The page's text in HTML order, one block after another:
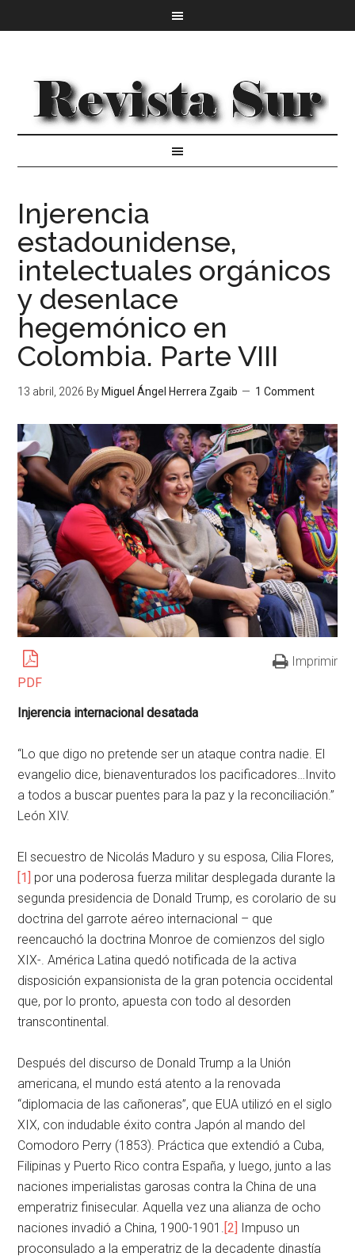
Injerencia
estadounidense,
intelectuales orgánicos
y desenlace
hegemónico en
Colombia. Parte VIII
13 abril, 2026 By Miguel Ángel Herrera Zgaib 1 Comment
PDF
Imprimir
Injerencia internacional desatada
“Lo que digo no pretende ser un ataque contra nadie. El
evangelio dice, bienaventurados los pacificadores…Invito
a todos a buscar puentes para la paz y la reconciliación.”
León XIV.
El secuestro de Nicolás Maduro y su esposa, Cilia Flores,
[1] por una poderosa fuerza militar desplegada durante la
segunda presidencia de Donald Trump, es corolario de su
doctrina del garrote aéreo internacional – que
reencauchó la doctrina Monroe de comienzos del siglo
XIX-. América Latina quedó notificada de la activa
disposición expansionista de la gran potencia occidental
que, por lo pronto, apuesta con todo al desorden
transcontinental.
Después del discurso de Donald Trump a la Unión
americana, el mundo está atento a la renovada
“diplomacia de las cañoneras”, que EUA utilizó en el siglo
XIX, con indudable éxito contra Japón al mando del
Comodoro Perry (1853). Práctica que extendió a Cuba,
Filipinas y Puerto Rico contra España, y luego, junto a las
naciones imperialistas garosas contra la China de una
emperatriz finisecular. Aquella vez una alianza de ocho
naciones invadió a China, 1900-1901. [2] Impuso un
proconsulado a la emperatriz de la decadente dinastía